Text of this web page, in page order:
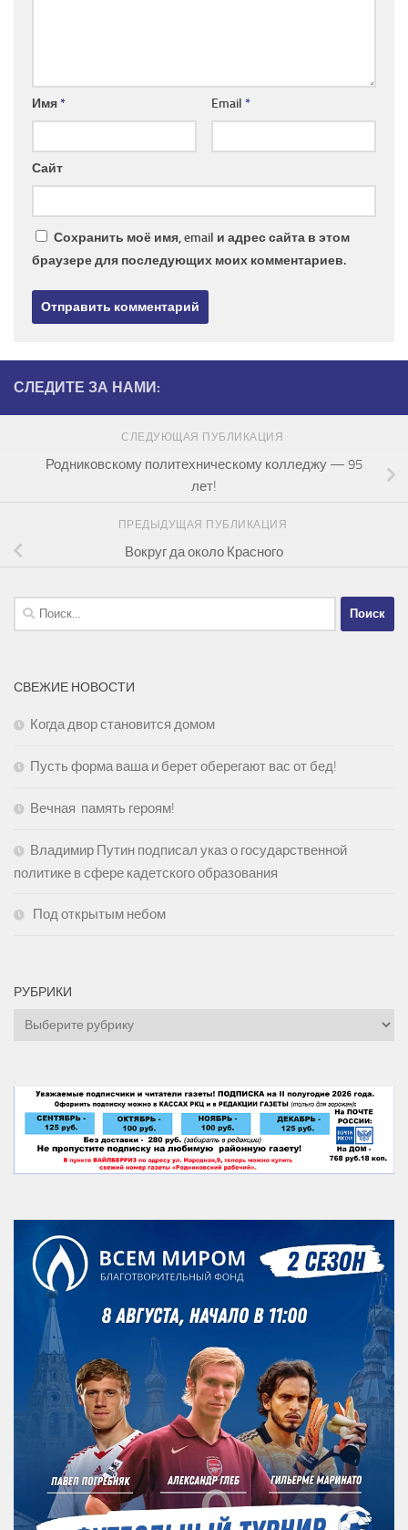
Имя* Email *
Сайт
Сохранить моё имя, email и адрес сайта в этом
браузере для последующих моих комментариев.
СЛЕДИТЕ ЗА НАМИ:
СЛЕДУЮЩАЯ ПУБЛИКАЦИЯ
Родниковскому политехническому колледжу — 95
лет!
ПРЕДЫДУЩАЯ ПУБЛИКАЦИЯ
Вокруг да около Красного
Найти:
СВЕЖИЕ НОВОСТИ
Когда двор становится домом
Пусть форма ваша и берет оберегают вас от бед!
Вечная память героям!
Владимир Путин подписал указ о государственной
политике в сфере кадетского образования
Под открытым небом
РУБРИКИ
Рубрики